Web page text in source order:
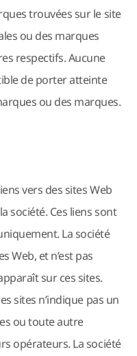
trouvées sur le site
ou des marques
respectifs. Aucune
de porter atteinte
ou des marques.
vers des sites Web
société. Ces liens sont
La société
Web, et n’est pas
sur ces sites.
sites n’indique pas un
ou toute autre
opérateurs. La société